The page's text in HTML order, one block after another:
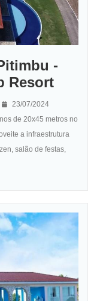
-
Resort
23/07/2024
de 20x45 metros no
a infraestrutura
salão de festas,